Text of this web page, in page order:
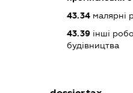
43.34 малярні
43.39 інші
будівництва